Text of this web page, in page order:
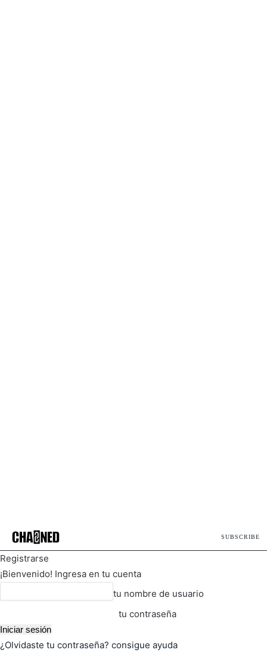
SUBSCRIBE
Registrarse
¡Bienvenido! Ingresa en tu cuenta
tu nombre de usuario
tu contraseña
¿Olvidaste tu contraseña? consigue ayuda